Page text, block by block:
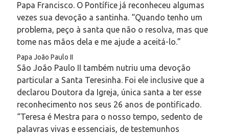
Papa Francisco. O Pontífice já reconheceu algumas
vezes sua devoção a santinha. “Quando tenho um
problema, peço à santa que não o resolva, mas que
tome nas mãos dela e me ajude a aceitá-lo.”
Papa João Paulo II
São João Paulo II também nutriu uma devoção
particular a Santa Teresinha. Foi ele inclusive que a
declarou Doutora da Igreja, única santa a ter esse
reconhecimento nos seus 26 anos de pontificado.
“Teresa é Mestra para o nosso tempo, sedento de
palavras vivas e essenciais, de testemunhos